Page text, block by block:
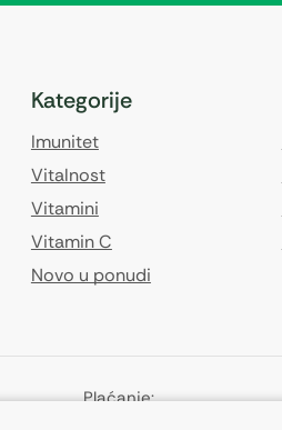
Kategorije
Imunitet
Vitalnost
Vitamini
Vitamin C
Novo u ponudi
Plaćanje: